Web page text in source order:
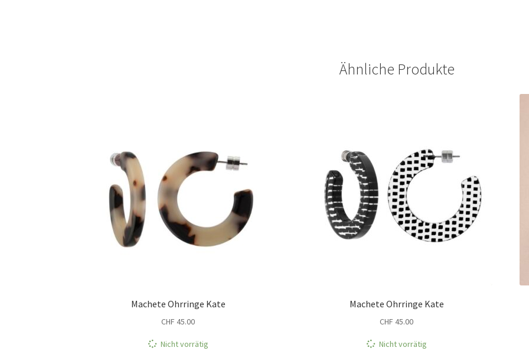
Ähnliche Produkte
Machete Ohrringe Kate
CHF 45.00
Nicht vorrätig
Machete Ohrringe Kate
CHF 45.00
Nicht vorrätig